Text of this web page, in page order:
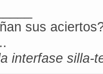
DoEvents( )
sus
interfase silla-